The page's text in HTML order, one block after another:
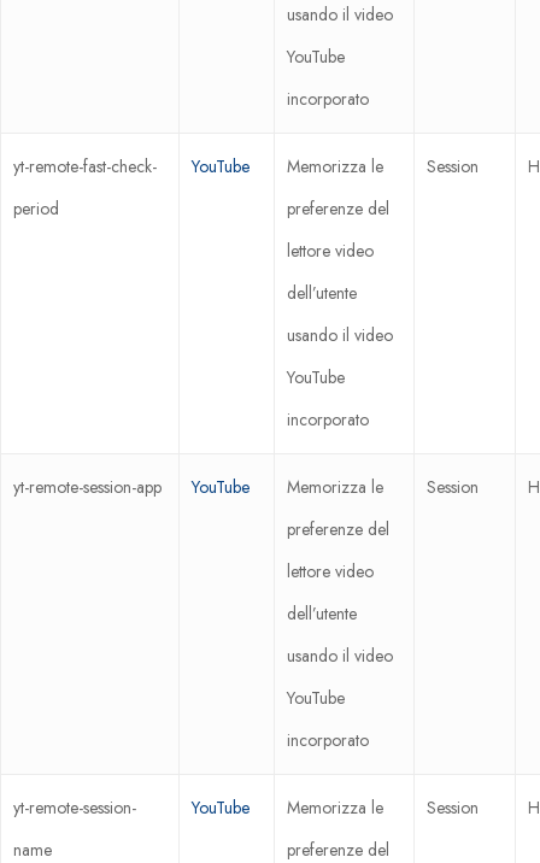
usando il video
YouTube
incorporato
yt-remote-fast-check-
period
YouTube
Memorizza le
preferenze del
lettore video
dell’utente
usando il video
YouTube
incorporato
Session
yt-remote-session-app YouTube
Memorizza le
preferenze del
lettore video
dell’utente
usando il video
YouTube
incorporato
Session
yt-remote-session-
name
YouTube
Memorizza le
preferenze del
Session